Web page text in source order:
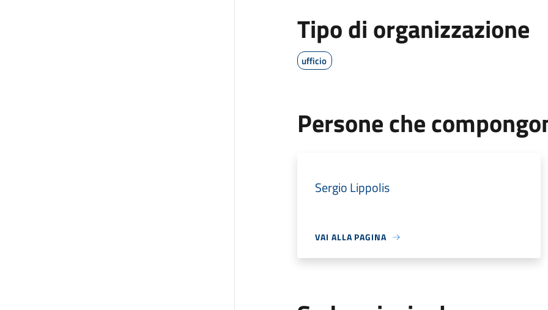
Tipo di organizzazione
ufficio
Persone che
Sergio Lippolis
VAI ALLA PAGINA